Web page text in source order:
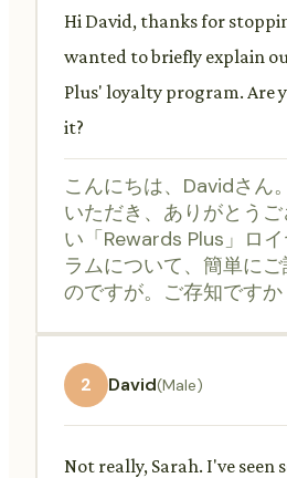
Hi David, thanks for
wanted to briefly explain
Plus' loyalty program. Are
it?
こんにちは、Davidさん
いただき、ありがとう
い「Rewards Plus」ロ
ラムについて、簡単に
のですが。ご存知ですか
2 David(Male)
Not really, Sarah. I've seen